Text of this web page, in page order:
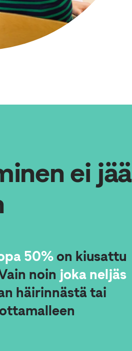
ei jää
50% on kiusattu
noin joka neljäs
häirinnästä tai